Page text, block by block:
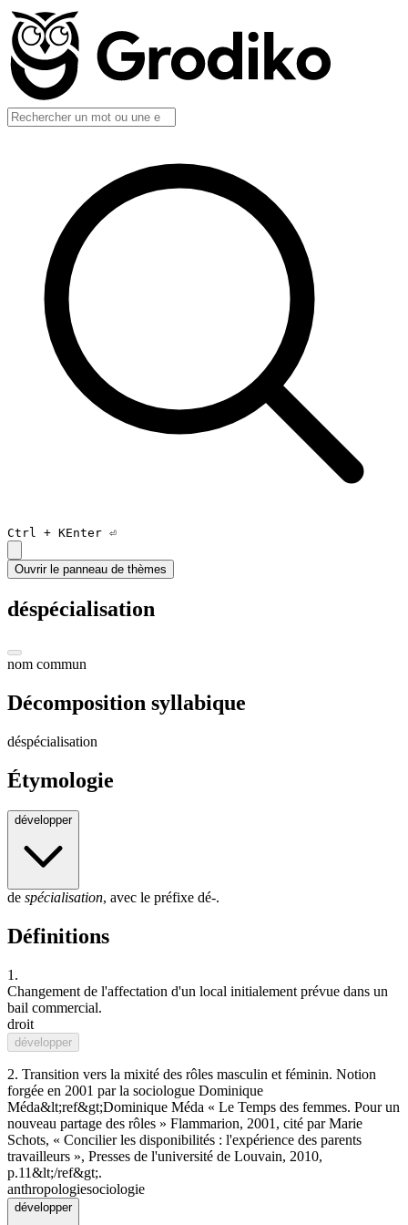
Ctrl + KEnter ⏎
Ouvrir le panneau de thèmes
déspécialisation
nom commun
Décomposition syllabique
déspécialisation
Étymologie
développer
de spécialisation, avec le préfixe dé-.
Définitions
1.
Changement de l'affectation d'un local initialement prévue dans un
bail commercial.
droit
développer
2. Transition vers la mixité des rôles masculin et féminin. Notion
forgée en 2001 par la sociologue Dominique
Méda&lt;ref&gt;Dominique Méda « Le Temps des femmes. Pour un
nouveau partage des rôles » Flammarion, 2001, cité par Marie
Schots, « Concilier les disponibilités : l'expérience des parents
travailleurs », Presses de l'université de Louvain, 2010,
p.11&lt;/ref&gt;.
anthropologiesociologie
développer